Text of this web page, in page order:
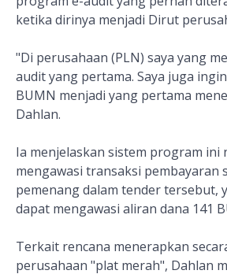
ketika dirinya menjadi Dirut
"Di perusahaan (PLN) saya yang
audit yang pertama. Saya juga
BUMN menjadi yang pertama
Dahlan.
Ia menjelaskan sistem program ini
mengawasi transaksi pembayaran
pemenang dalam tender tersebut,
dapat mengawasi aliran dana 141
Terkait rencana menerapkan
perusahaan "plat merah", Dahlan